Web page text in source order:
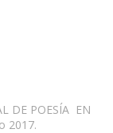
DE POESÍA EN
2017.